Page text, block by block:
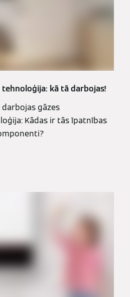
tehnoloģija: kā tā darbojas!
gāzes
Kādas ir tās īpatnības